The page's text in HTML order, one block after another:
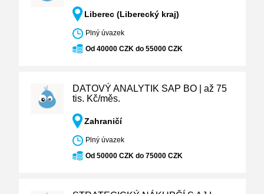
Liberec (Liberecký kraj)
Plný úvazek
Od 40000 CZK do 55000 CZK
DATOVÝ ANALYTIK SAP BO | až 75
tis. Kč/měs.
Zahraničí
Plný úvazek
Od 50000 CZK do 75000 CZK